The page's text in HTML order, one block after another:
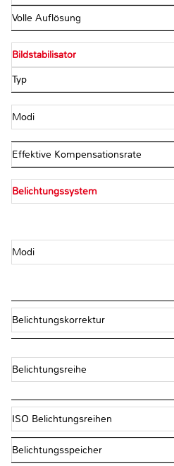
Volle Auflösung
Bildstabilisator
Typ
Modi
Effektive Kompensationsrate
Belichtungssystem
Modi
Belichtungskorrektur
Belichtungsreihe
ISO Belichtungsreihen
Belichtungsspeicher